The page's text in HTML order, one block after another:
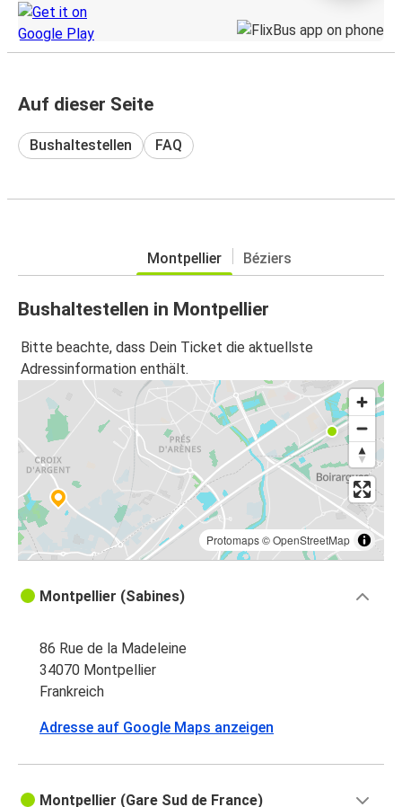
Auf dieser Seite
Bushaltestellen FAQ
Montpellier Béziers
Bushaltestellen in Montpellier
Bitte beachte, dass Dein Ticket die aktuellste
Adressinformation enthält.
Protomaps©OpenStreetMap
Montpellier (Sabines)
86 Rue de la Madeleine
34070 Montpellier
Frankreich
Adresse auf Google Maps anzeigen
Montpellier (Gare Sud de France)